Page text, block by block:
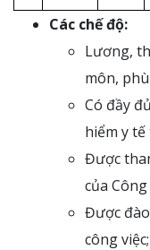
Các chế độ:
Lương,
môn,
Có đầy
hiểm y
Được
của
Được
công việc;